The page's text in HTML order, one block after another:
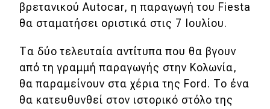
Νέα μοντέλα
Πρωτότυπα
Ελλάδα
Κόσμος
Τεχνολογία
βρετανικού Autocar, η παραγωγή του Fiesta
θα σταματήσει οριστικά στις 7 Ιουλίου.
Τα δύο τελευταία αντίτυπα που θα βγουν
από τη γραμμή παραγωγής στην Κολωνία,
θα παραμείνουν στα χέρια της Ford. To ένα
θα κατευθυνθεί στον ιστορικό στόλο της